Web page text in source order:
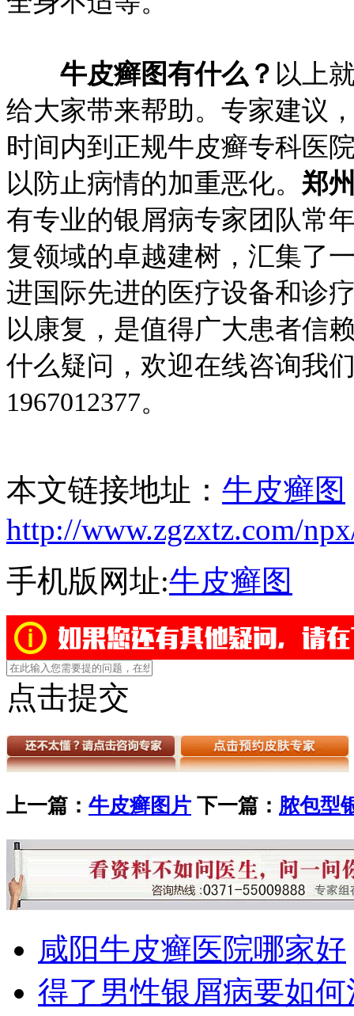
牛皮癣图有什么？ 以上
给大家带来帮助。专家建议
时间内到正规牛皮癣专科医
以防止病情的加重恶化。 郑
有专业的银屑病专家团队常
复领域的卓越建树，汇集了
进国际先进的医疗设备和诊
以康复，是值得广大患者信
什么疑问，欢迎在线咨询我
1967012377。
本文链接地址： 牛皮癣图
http://www.zgzxtz.com/
手机版网址:牛皮癣图
点击提交
上一篇： 牛皮癣图片 下一篇： 脓包型
咸阳牛皮癣医院哪家好
得了男性银屑病要如何